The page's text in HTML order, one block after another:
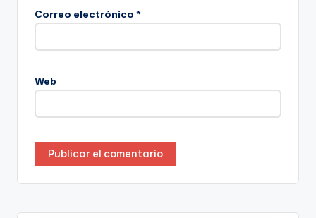
Correo electrónico *
Web